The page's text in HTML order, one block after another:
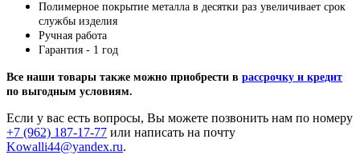
Полимерное покрытие металла в десятки раз увеличивает срок
службы изделия
Ручная работа
Гарантия - 1 год
Все наши товары также можно приобрести в рассрочку и кредит
по выгодным условиям.
Если у вас есть вопросы, Вы можете позвонить нам по номеру
+7 (962) 187-17-77 или написать на почту
Kowalli44@yandex.ru.